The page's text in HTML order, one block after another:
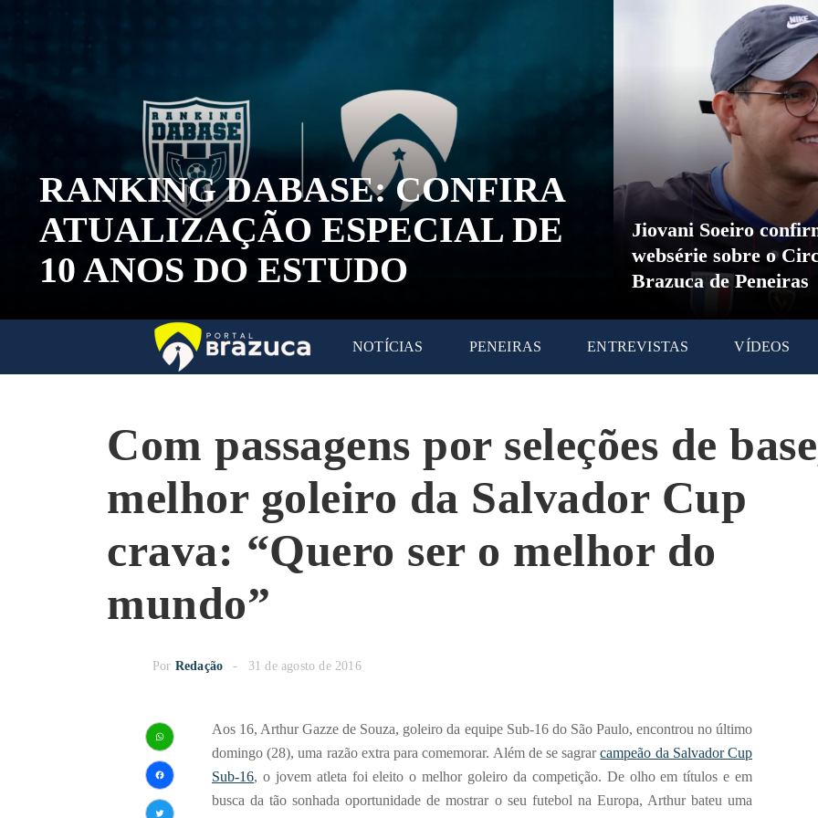
RANKING DABASE: CONFIRA
ATUALIZAÇÃO ESPECIAL DE
10 ANOS DO ESTUDO
Jiovani Soeiro
websérie sobre o
Brazuca de Peneiras
NOTÍCIAS PENEIRAS ENTREVISTAS VÍDEOS
Com passagens por seleções de
melhor goleiro da Salvador Cup
crava: “Quero ser o melhor do
mundo”
Por Redação 31 de agosto de 2016
WhatsApp
Facebook
Aos 16, Arthur Gazze de Souza, goleiro da equipe Sub-16 do São Paulo, encontrou no último
domingo (28), uma razão extra para comemorar. Além de se sagrarcampeão da Salvador Cup
Sub-16, o jovem atleta foi eleito o melhor goleiro da competição. De olho em títulos e em
busca da tão sonhada oportunidade de mostrar o seu futebol na Europa, Arthur bateu uma